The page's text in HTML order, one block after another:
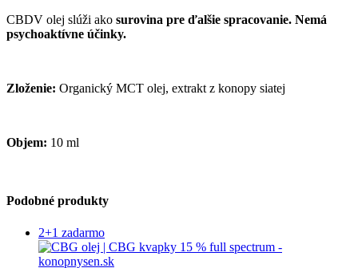
CBDV olej slúži ako surovina pre ďalšie spracovanie. Nemá
psychoaktívne účinky.
Zloženie: Organický MCT olej, extrakt z konopy siatej
Objem: 10 ml
Podobné produkty
2+1 zadarmo